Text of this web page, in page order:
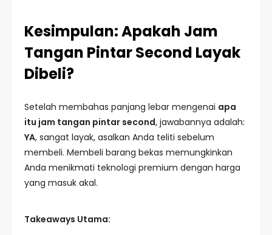
Kesimpulan: Apakah Jam
Tangan Pintar Second Layak
Dibeli?
Setelah membahas panjang lebar mengenai apa
itu jam tangan pintar second, jawabannya adalah:
YA, sangat layak, asalkan Anda teliti sebelum
membeli. Membeli barang bekas memungkinkan
Anda menikmati teknologi premium dengan harga
yang masuk akal.
Takeaways Utama: